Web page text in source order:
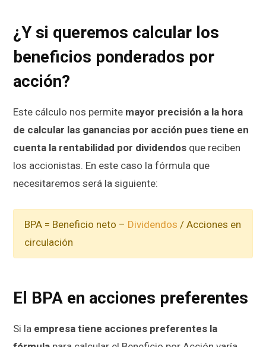
¿Y si queremos calcular los
beneficios ponderados por
acción?
Este cálculo nos permite mayor precisión a la hora
de calcular las ganancias por acción pues tiene en
cuenta la rentabilidad por dividendos que reciben
los accionistas. En este caso la fórmula que
necesitaremos será la siguiente:
BPA = Beneficio neto – Dividendos / Acciones en
circulación
El BPA en acciones preferentes
Si la empresa tiene acciones preferentes la